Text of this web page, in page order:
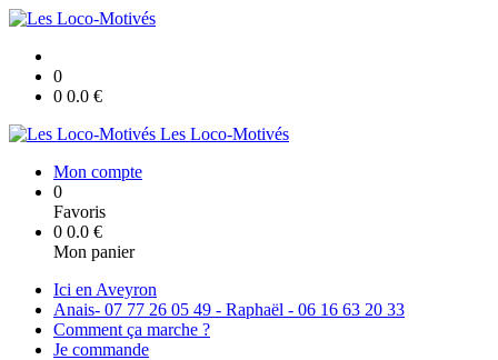
0
0 0.0 €
Les Loco-Motivés
Mon compte
0
Favoris
0 0.0 €
Mon panier
Ici en Aveyron
Anais- 07 77 26 05 49 - Raphaël - 06 16 63 20 33
Comment ça marche ?
Je commande